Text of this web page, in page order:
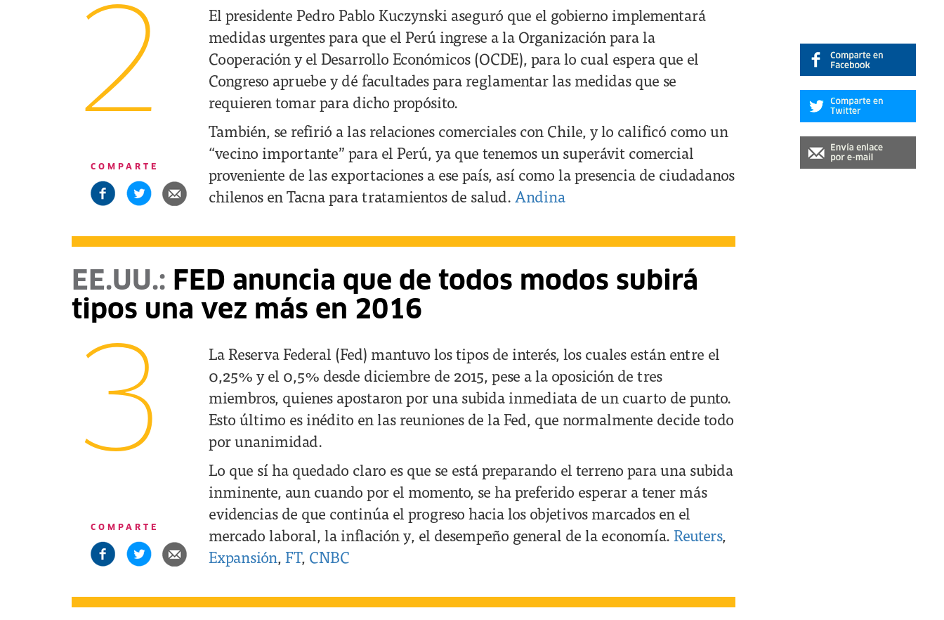
2
El presidente Pedro Pablo Kuczynski aseguró que el gobierno implementará
medidas urgentes para que el Perú ingrese a la Organización para la
Cooperación y el Desarrollo Económicos (OCDE), para lo cual espera que el
Congreso apruebe y dé facultades para reglamentar las medidas que se
requieren tomar para dicho propósito.
También, se refirió a las relaciones comerciales con Chile, y lo calificó como un
“vecino importante” para el Perú, ya que tenemos un superávit comercial
proveniente de las exportaciones a ese país, así como la presencia de ciudadanos
chilenos en Tacna para tratamientos de salud. Andina
COMPARTE
EE.UU.: FED anuncia que de todos modos subirá
tipos una vez más en 2016
3
La Reserva Federal (Fed) mantuvo los tipos de interés, los cuales están entre el
0,25% y el 0,5% desde diciembre de 2015, pese a la oposición de tres
miembros, quienes apostaron por una subida inmediata de un cuarto de punto.
Esto último es inédito en las reuniones de la Fed, que normalmente decide todo
por unanimidad.
Lo que sí ha quedado claro es que se está preparando el terreno para una subida
inminente, aun cuando por el momento, se ha preferido esperar a tener más
evidencias de que continúa el progreso hacia los objetivos marcados en el
mercado laboral, la inflación y, el desempeño general de la economía. Reuters,
Expansión, FT, CNBC
COMPARTE